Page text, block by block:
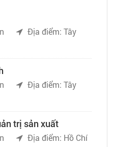
Địa điểm: Tây
Địa điểm: Tây
trị sản xuất
Địa điểm: Hồ Chí